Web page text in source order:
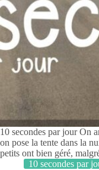
10 secondes par jour On
on pose la tente dans la
petits ont bien géré,
10 secondes par